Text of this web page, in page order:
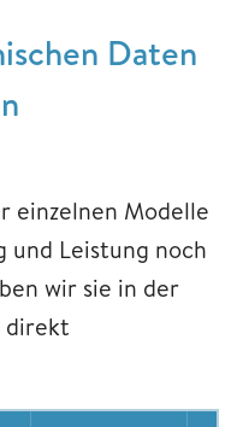
Daten
einzelnen Modelle
und Leistung noch
wir sie in der
direkt